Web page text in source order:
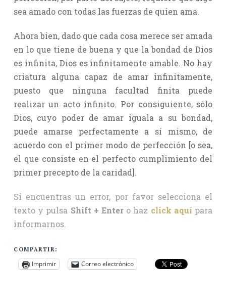
sea amado con todas las fuerzas de quien ama.
Ahora bien, dado que cada cosa merece ser amada
en lo que tiene de buena y que la bondad de Dios
es infinita, Dios es infinitamente amable. No hay
criatura alguna capaz de amar infinitamente,
puesto que ninguna facultad finita puede
realizar un acto infinito. Por consiguiente, sólo
Dios, cuyo poder de amar iguala a su bondad,
puede amarse perfectamente a sí mismo, de
acuerdo con el primer modo de perfección [o sea,
el que consiste en el perfecto cumplimiento del
primer precepto de la caridad].
Si encuentras un error, por favor selecciona el
texto y pulsa Shift + Enter o haz click aquí para
informarnos.
COMPARTIR:
Imprimir Correo electrónico